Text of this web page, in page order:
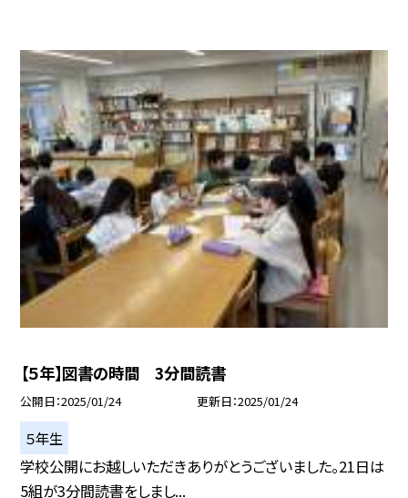
【５年】図書の時間 3分間読書
公開日 2025/01/24 更新日 2025/01/24
５年生
学校公開にお越しいただきありがとうございました。21日は
5組が3分間読書をしまし...